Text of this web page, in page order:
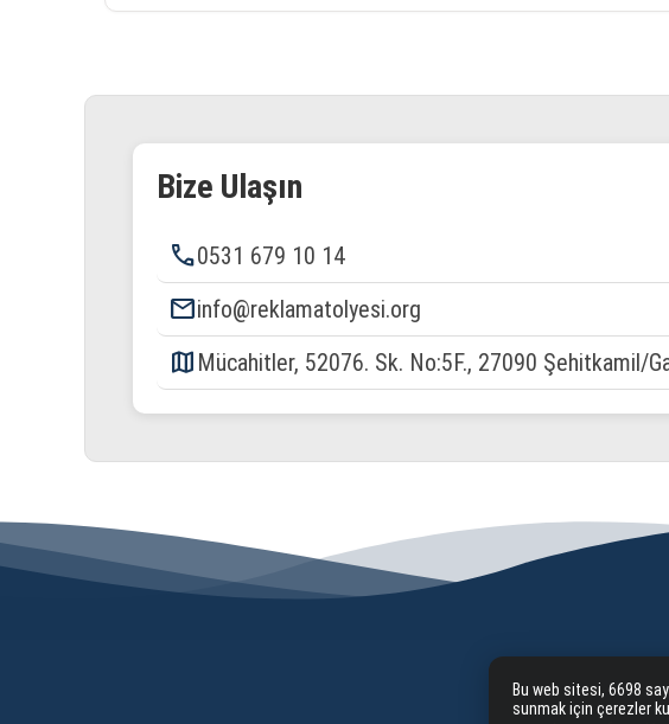
Bize Ulaşın
phone0531 679 10 14
emailinfo@reklamatolyesi.org
map Mücahitler, 52076. Sk. No:5F., 27090 Şehitkamil/
Bu web sitesi, 6698
sunmak için çerezler